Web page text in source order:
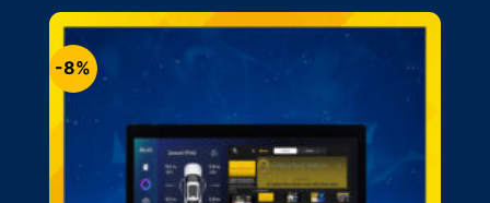
17.500.000₫.là:
15.500.000₫.
-8%